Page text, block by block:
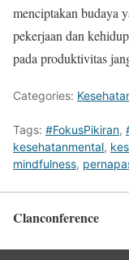
menciptakan budaya
pekerjaan dan
pada produktivitas
Categories:
Tags: #FokusPikiran,
kesehatanmental,
mindfulness,
Clanconference